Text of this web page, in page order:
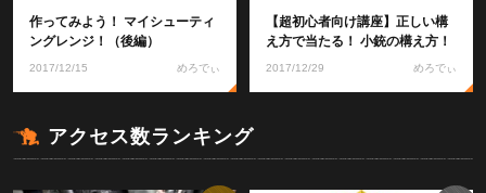
作ってみよう！ マイシューティ
ングレンジ！（後編）
2017/12/15 めろでぃ
【超初心者向け講座】正しい構
え方で当たる！ 小銃の構え方！
2017/12/29 めろでぃ
アクセス数ランキング